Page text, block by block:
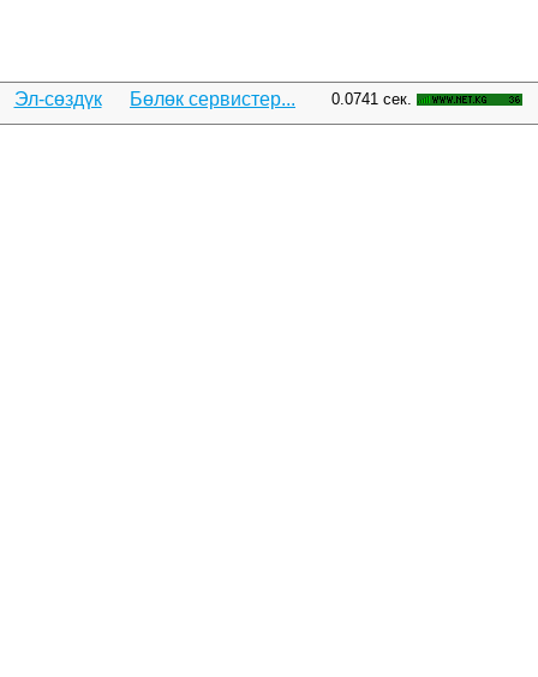
Эл-сөздүк Бөлөк сервистер... 0.0741 сек.